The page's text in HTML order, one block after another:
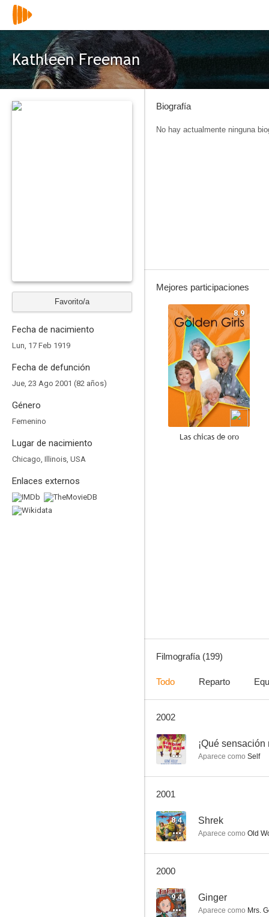
Kathleen Freeman
Favorito/a
Fecha de nacimiento
Lun, 17 Feb 1919
Fecha de defunción
Jue, 23 Ago 2001 (82 años)
Género
Femenino
Lugar de nacimiento
Chicago, Illinois, USA
Enlaces externos
Biografía
No hay actualmente ninguna
Mejores participaciones
8.9
Las chicas de oro
Filmografía (199)
Todo Reparto
2002
-- ¡Qué
Aparece como Self
2001
8.4 Shrek
Aparece como Old
2000
9.4 Ginger
Aparece como Mrs.